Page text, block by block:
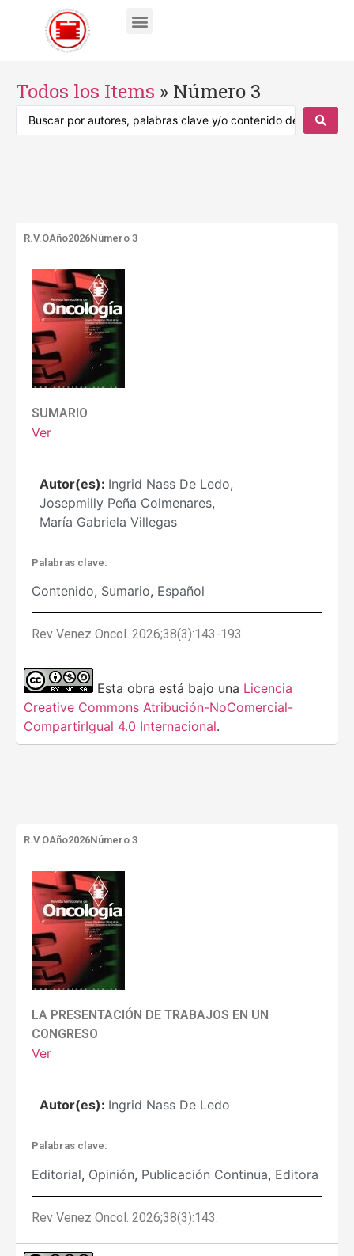
Todos los Items » Número 3
R.V.OAño2026Número 3
SUMARIO
Ver
Autor(es): Ingrid Nass De Ledo,
Josepmilly Peña Colmenares,
María Gabriela Villegas
Palabras clave:
Contenido, Sumario, Español
Rev Venez Oncol. 2026;38(3):143-193.
Esta obra está bajo una Licencia
Creative Commons Atribución-NoComercial-
CompartirIgual 4.0 Internacional.
R.V.OAño2026Número 3
LA PRESENTACIÓN DE TRABAJOS EN UN
CONGRESO
Ver
Autor(es): Ingrid Nass De Ledo
Palabras clave:
Editorial, Opinión, Publicación Continua, Editora
Rev Venez Oncol. 2026;38(3):143.